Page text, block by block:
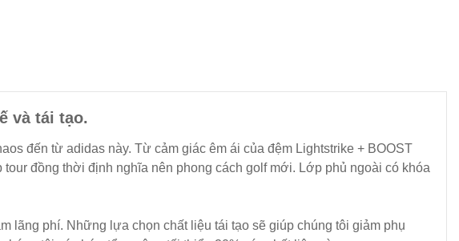
và tái tạo.
đến từ adidas này. Từ cảm giác êm ái của đệm Lightstrike + BOOST
đồng thời định nghĩa nên phong cách golf mới. Lớp phủ ngoài có khóa
lãng phí. Những lựa chọn chất liệu tái tạo sẽ giúp chúng tôi giảm phụ